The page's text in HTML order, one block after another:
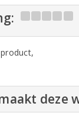
deze